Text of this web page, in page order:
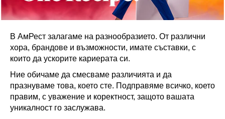
В АмРест залагаме на разнообразието. От различни
хора, брандове и възможности, имате съставки, с
които да ускорите кариерата си.
Ние обичаме да смесваме различията и да
празнуваме това, което сте. Подправяме всичко, което
правим, с уважение и коректност, защото вашата
уникалност го заслужава.